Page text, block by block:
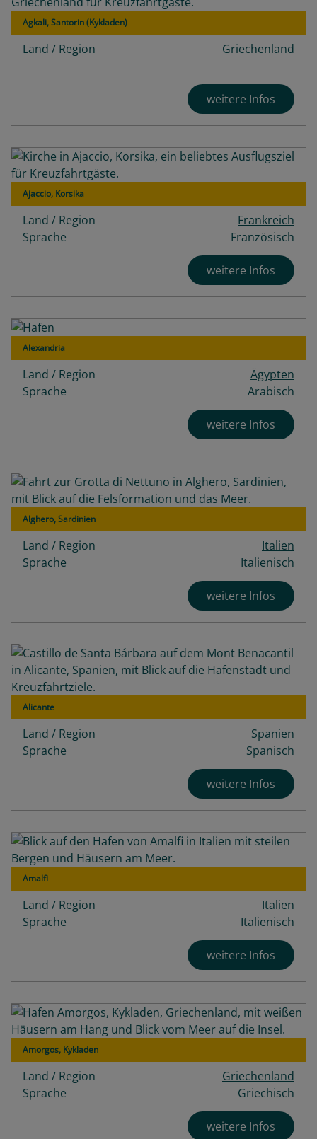
Agkali, Santorin (Kykladen)
Land / Region Griechenland
weitere Infos
Ajaccio, Korsika
Land / Region
Frankreich
Sprache
Französisch
weitere Infos
Alexandria
Land / Region
Ägypten
Sprache
Arabisch
weitere Infos
Alghero, Sardinien
Land / Region
Italien
Sprache
Italienisch
weitere Infos
Alicante
Land / Region
Spanien
Sprache
Spanisch
weitere Infos
Amalfi
Land / Region
Italien
Sprache
Italienisch
weitere Infos
Amorgos, Kykladen
Land / Region
Griechenland
Sprache
Griechisch
weitere Infos